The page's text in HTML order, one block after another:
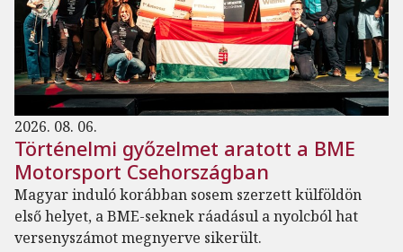
2026. 08. 06.
Történelmi győzelmet aratott a BME
Motorsport Csehországban
Magyar induló korábban sosem szerzett külföldön
első helyet, a BME-seknek ráadásul a nyolcból hat
versenyszámot megnyerve sikerült.